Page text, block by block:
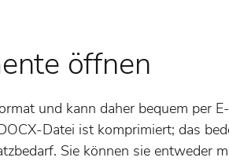
öffnen
und kann daher bequem per
Datei ist komprimiert; das
Sie können sie entweder